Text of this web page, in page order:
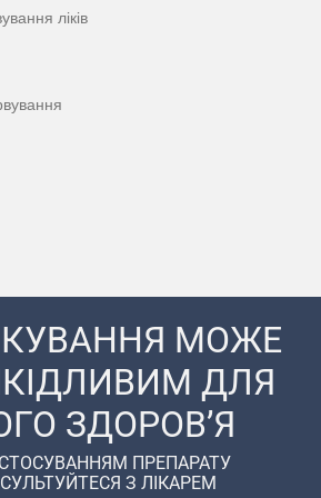
ліків
МОЖЕ
ДЛЯ
ЗДОРОВ’Я
ПРЕПАРАТУ
З ЛІКАРЕМ